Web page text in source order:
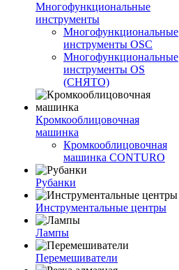
Многофункциональные
инструменты
Многофункциональные
инструменты OSC
Многофункциональные
инструменты OS
(СНЯТО)
Кромкооблицовочная
машинка
Кромкооблицовочная
машинка CONTURO
Рубанки
Инструментальные центры
Лампы
Перемешиватели